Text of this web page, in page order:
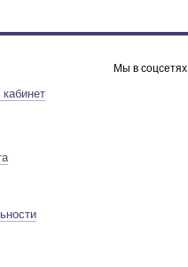
Мы в соцсетях